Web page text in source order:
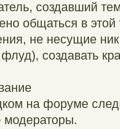
создавший
общаться в
не несущие
создавать
на форуме
модераторы.